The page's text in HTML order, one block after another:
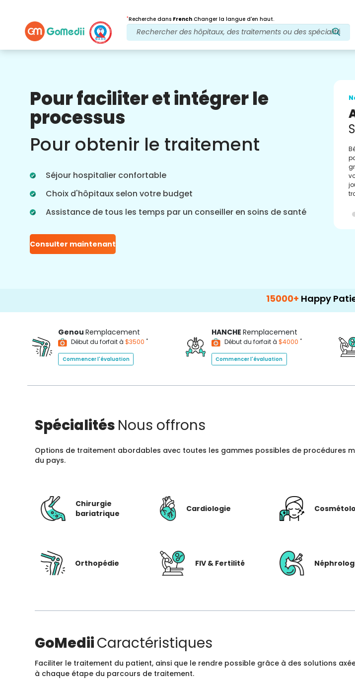
*Recherche dans French Changer la langue d'en haut.
Pour faciliter et intégrer le
processus
Pour obtenir le traitement
Séjour hospitalier confortable
Choix d'hôpitaux selon votre budget
Assistance de tous les temps par un conseiller en soins de santé
Consulter maintenant
Nos avantages
Après traitement
Suivi des soins
Bénéficiez d'une assistance médicale et
vos problèmes à tout moment. Mises à
traitement.
Happy Patients
Genou Remplacement
Début du forfait à $3500 *
Commencer l'évaluation
HANCHE Remplacement
Début du forfait à $4000 *
Commencer l'évaluation
Spécialités Nous offrons
Options de traitement abordables avec toutes les gammes possibles de procédures
du pays.
Chirurgie
bariatrique
Cardiologie
Orthopédie FIV & Fertilité
GoMediiCaractéristiques
Faciliter le traitement du patient, ainsi que le rendre possible grâce à des solutions
à chaque étape du parcours de traitement.